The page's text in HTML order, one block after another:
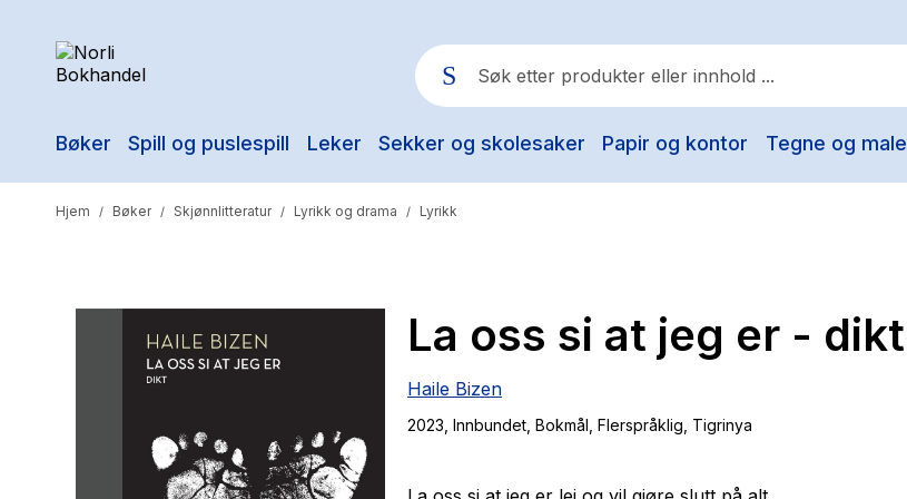
Bøker Spill og puslespill Leker Sekker og skolesaker Papir og kontor Tegne og male
Populære søk
The Housemaid
Hjem / Bøker / Skjønnlitteratur / Lyrikk og drama / Lyrikk
La oss si at jeg er - dikt
Haile Bizen
2023 , Innbundet , Bokmål, Flerspråklig, Tigrinya